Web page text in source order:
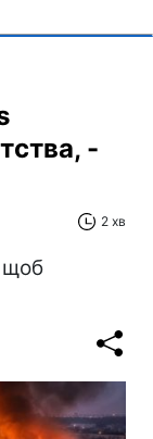
-
2 хв
щоб